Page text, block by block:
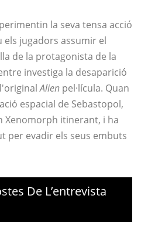
la seva tensa acció
els jugadors assumir el
de la protagonista de la
investiga la desaparició
l'originalAlien pel·lícula. Quan
espacial de Sebastopol,
Xenomorph itinerant, i ha
per evadir els seus embuts
De L’entrevista